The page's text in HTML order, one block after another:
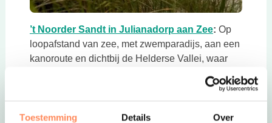
Toestemming Details Over
’t Noorder Sandt in Julianadorp aan ZeeDeze link
: Op
loopafstand van zee, met zwemparadijs, aan een
kanoroute en dichtbij de Helderse Vallei, waar